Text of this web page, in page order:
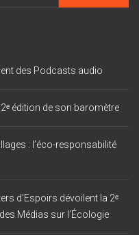
des Podcasts audio
édition de son baromètre
: l’éco-responsabilité
d’Espoirs dévoilent la 2ᵉ
Médias sur l’Écologie